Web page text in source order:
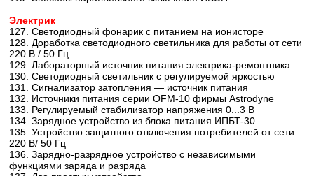
Электрик
127. Светодиодный фонарик с питанием на ионисторе
128. Доработка светодиодного светильника для работы от сети
220 В / 50 Гц
129. Лабораторный источник питания электрика-ремонтника
130. Светодиодный светильник с регулируемой яркостью
131. Сигнализатор затопления — источник питания
132. Источники питания серии OFM-10 фирмы Astrodyne
133. Регулируемый стабилизатор напряжения 0...3 В
134. Зарядное устройство из блока питания ИПБТ-30
135. Устройство защитного отключения потребителей от сети
220 В/ 50 Гц
136. Зарядно-разрядное устройство с независимыми
функциями заряда и разряда